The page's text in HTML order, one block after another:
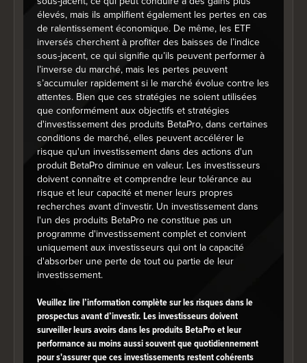
End of interactive chart.
Catégorie Pondération
Soins de santé 19.99%
Secteur financier
Services industriels
Technologies de l'information 14.30%
Biens de consommation
Immobilier 5.77%
élevés, mais ils amplifient également les pertes en cas
de ralentissement économique. De même, les ETF
inversés cherchent à profiter des baisses de l’indice
sous-jacent, ce qui signifie qu’ils peuvent performer à
l’inverse du marché, mais les pertes peuvent
s’accumuler rapidement si le marché évolue contre les
attentes. Bien que ces stratégies ne soient utilisées
que conformément aux objectifs et stratégies
d'investissement des produits BetaPro, dans certaines
conditions de marché, elles peuvent accélérer le
risque qu'un investissement dans des actions d'un
produit BetaPro diminue en valeur. Les investisseurs
doivent connaître et comprendre leur tolérance au
risque et leur capacité et mener leurs propres
recherches avant d’investir. Un investissement dans
l'un des produits BetaPro ne constitue pas un
programme d'investissement complet et convient
uniquement aux investisseurs qui ont la capacité
d'absorber une perte de tout ou partie de leur
investissement.
Veuillez lire l’information complète sur les risques dans le
prospectus avant d’investir. Les investisseurs doivent
surveiller leurs avoirs dans les produits BetaPro et leur
performance au moins aussi souvent que quotidiennement
pour s'assurer que ces investissements restent cohérents